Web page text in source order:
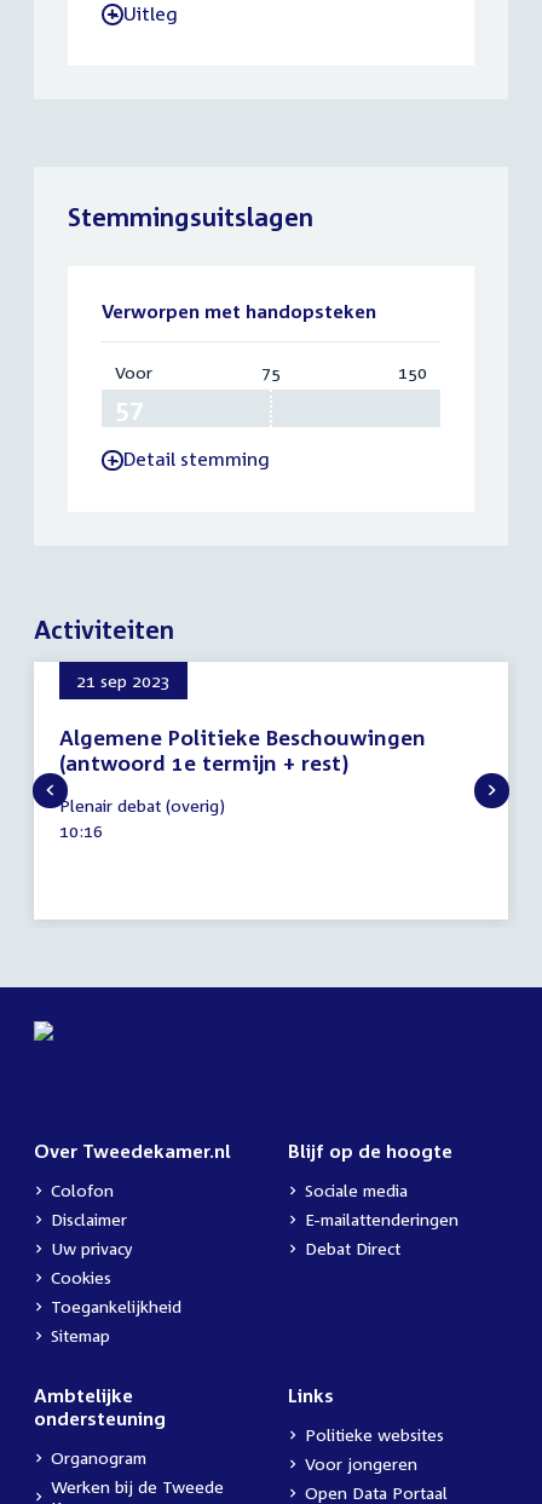
-Uitleg
Stemmingsuitslagen
Verworpen met handopsteken
Voor:
75 150
-Detail stemming
Activiteiten
21 sep 2023
Algemene Politieke Beschouwingen
(antwoord 1e termijn + rest)
21
september
2023
Plenair debat (overig)
Tijd
10:16
Over Tweedekamer.nl
Colofon
Disclaimer
Uw privacy
Cookies
Toegankelijkheid
Sitemap
Blijf op de hoogte
Sociale media
E-mailattenderingen
Debat Direct
Ambtelijke
ondersteuning
Organogram
Werken bij de Tweede
Links
Politieke websites
Voor jongeren
Open Data Portaal